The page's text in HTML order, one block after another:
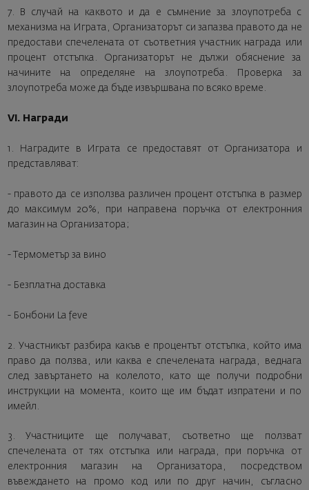
7. В случай на каквото и да е съмнение за злоупотреба с
механизма на Играта, Организаторът си запазва правото да не
предостави спечелената от съответния участник награда или
процент отстъпка. Организаторът не дължи обяснение за
начините на определяне на злоупотреба. Проверка за
злоупотреба може да бъде извършвана по всяко време.
VI. Награди
1. Наградите в Играта се предоставят от Организатора и
представляват:
- правото да се използва различен процент отстъпка в размер
до максимум 20%, при направена поръчка от електронния
магазин на Организатора;
- Термометър за вино
- Безплатна доставка
- Бонбони La feve
2. Участникът разбира какъв е процентът отстъпка, който има
право да ползва, или каква е спечелената награда, веднага
след завъртането на колелото, като ще получи подробни
инструкции на момента, които ще им бъдат изпратени и по
имейл.
3. Участниците ще получават, съответно ще ползват
спечелената от тях отстъпка или награда, при поръчка от
електронния магазин на Организатора, посредством
въвеждането на промо код или по друг начин, съгласно